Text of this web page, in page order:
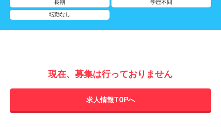
長期
学歴不問
転勤なし
現在、募集は行っておりません
求人情報TOPへ